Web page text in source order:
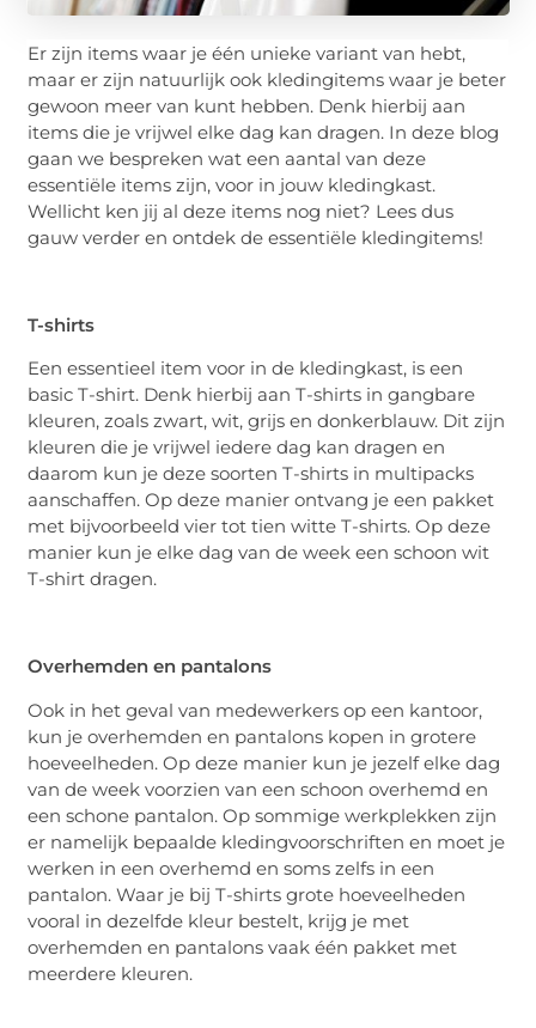
Er zijn items waar je één unieke variant van hebt,
maar er zijn natuurlijk ook kledingitems waar je beter
gewoon meer van kunt hebben. Denk hierbij aan
items die je vrijwel elke dag kan dragen. In deze blog
gaan we bespreken wat een aantal van deze
essentiële items zijn, voor in jouw kledingkast.
Wellicht ken jij al deze items nog niet? Lees dus
gauw verder en ontdek de essentiële kledingitems!
T-shirts
Een essentieel item voor in de kledingkast, is een
basic T-shirt. Denk hierbij aan T-shirts in gangbare
kleuren, zoals zwart, wit, grijs en donkerblauw. Dit zijn
kleuren die je vrijwel iedere dag kan dragen en
daarom kun je deze soorten T-shirts in multipacks
aanschaffen. Op deze manier ontvang je een pakket
met bijvoorbeeld vier tot tien witte T-shirts. Op deze
manier kun je elke dag van de week een schoon wit
T-shirt dragen.
Overhemden en pantalons
Ook in het geval van medewerkers op een kantoor,
kun je overhemden en pantalons kopen in grotere
hoeveelheden. Op deze manier kun je jezelf elke dag
van de week voorzien van een schoon overhemd en
een schone pantalon. Op sommige werkplekken zijn
er namelijk bepaalde kledingvoorschriften en moet je
werken in een overhemd en soms zelfs in een
pantalon. Waar je bij T-shirts grote hoeveelheden
vooral in dezelfde kleur bestelt, krijg je met
overhemden en pantalons vaak één pakket met
meerdere kleuren.